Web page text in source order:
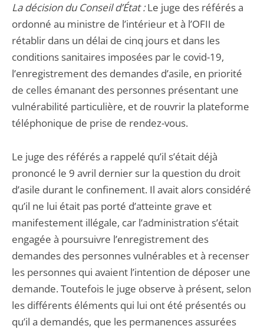
La décision du Conseil d’État :Le juge des référés a
ordonné au ministre de l’intérieur et à l’OFII de
rétablir dans un délai de cinq jours et dans les
conditions sanitaires imposées par le covid-19,
l’enregistrement des demandes d’asile, en priorité
de celles émanant des personnes présentant une
vulnérabilité particulière, et de rouvrir la plateforme
téléphonique de prise de rendez-vous.
Le juge des référés a rappelé qu’il s’était déjà
prononcé le 9 avril dernier sur la question du droit
d’asile durant le confinement. Il avait alors considéré
qu’il ne lui était pas porté d’atteinte grave et
manifestement illégale, car l’administration s’était
engagée à poursuivre l’enregistrement des
demandes des personnes vulnérables et à recenser
les personnes qui avaient l’intention de déposer une
demande. Toutefois le juge observe à présent, selon
les différents éléments qui lui ont été présentés ou
qu’il a demandés, que les permanences assurées